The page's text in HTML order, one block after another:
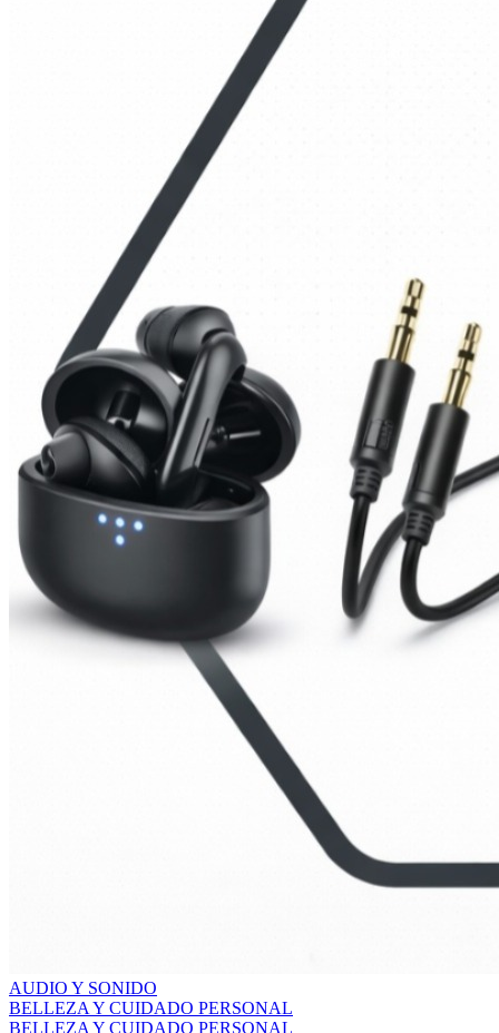
AUDIO Y SONIDO
BELLEZA Y CUIDADO PERSONAL
BELLEZA Y CUIDADO PERSONAL